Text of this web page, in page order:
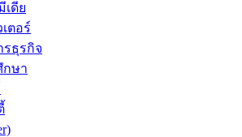
ดีย
ตอร์
ธุรกิจ
กษา